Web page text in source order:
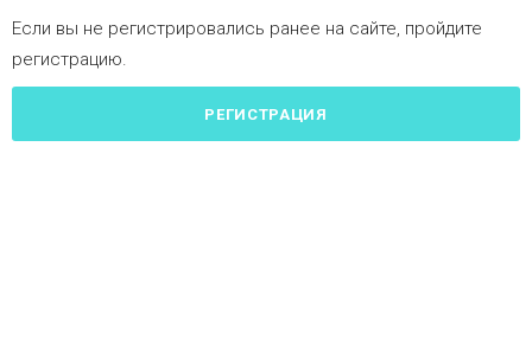
Если вы не регистрировались ранее на сайте, пройдите
регистрацию.
РЕГИСТРАЦИЯ